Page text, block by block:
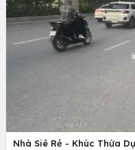
Nhà Siê Rẻ - Khúc Thừa